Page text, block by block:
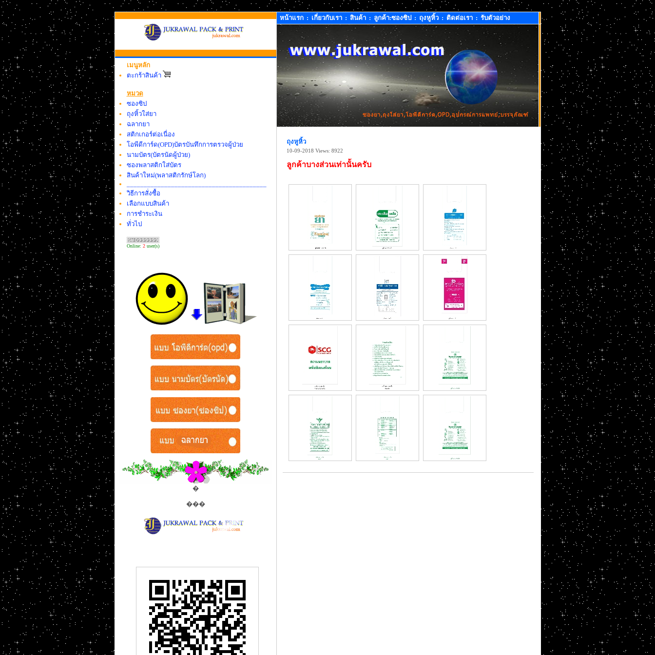
เมนูหลัก
ตะกร้าสินค้า
หมวด
ซองซิป
ถุงหิ้วใส่ยา
ฉลากยา
สติกเกอร์ต่อเนื่อง
โอพีดีการ์ด(OPD)บัตรบันทึกการตรวจผู้ป่วย
นามบัตร(บัตรนัดผู้ป่วย)
ซองพลาสติกใส่บัตร
สินค้าใหม่(พลาสติกรักษ์โลก)
วิธีการสั่งซื้อ
เลือกแบบสินค้า
การชำระเงิน
ทั่วไป
Online: 2user(s)
�
���
หน้าแรก: เกี่ยวกับเรา: สินค้า: ลูกค้า:ซองซิป : ถุงหูหิ้ว: ติดต่อเรา: รับตัวอย่าง
ถุงหูหิ้ว
10-09-2018 Views: 8922
ลูกค้าบางส่วนเท่านั้นครับ